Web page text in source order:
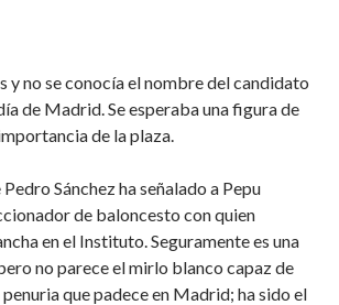
y no se conocía el nombre del candidato
de Madrid. Se esperaba una figura de
de la plaza.
Sánchez ha señalado a Pepu
de baloncesto con quien
en el Instituto. Seguramente es una
no parece el mirlo blanco capaz de
penuria que padece en Madrid; ha sido el